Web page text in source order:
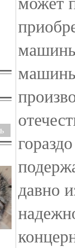
от drunktwi
давно